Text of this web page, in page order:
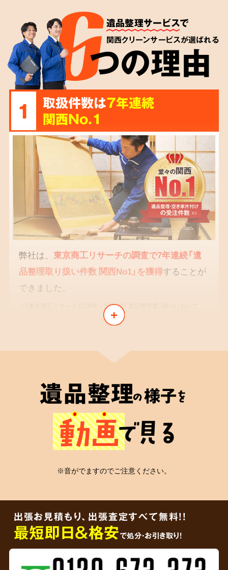
遺品整理サービスで
関西クリーンサービスが選ばれる
つの理由
1 取扱件数は7年連続
関西No.1
弊社は、東京商工リサーチの調査で7年連続「遺
品整理取り扱い件数 関西No1」を獲得することが
できました。
※1東京商工リサーチ2019年～2025年「遺品整理業」調べにおいて
2 遺品整理士 が在籍
安心の証
理をご依頼者様に届けることをお約束します。
遺品整理の様子を
動画で見る
※音がでますのでご注意ください。
出張お見積もり、出張査定すべて無料!!
最短即日＆格安で処分・お引き取り！